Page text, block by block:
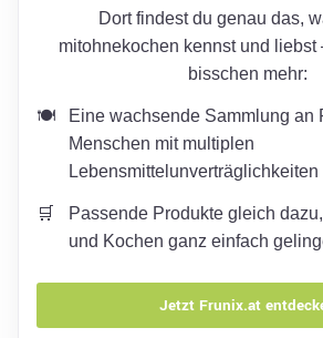
Dort findest du genau das,
mitohnekochen kennst und liebst
bisschen mehr:
Eine wachsende Sammlung an
Menschen mit multiplen
Lebensmittelunverträglichkeiten
Passende Produkte gleich
und Kochen ganz einfach
Jetzt Frunix.at